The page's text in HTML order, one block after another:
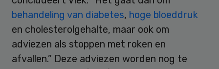
behandeling van diabetes, hoge bloeddruk
en cholesterolgehalte, maar ook om
adviezen als stoppen met roken en
afvallen.” Deze adviezen worden nog te